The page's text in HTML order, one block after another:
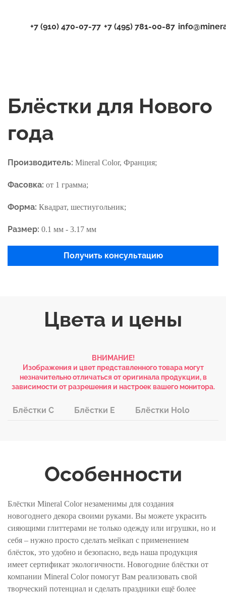
+7 (910) 470-07-77 +7 (495) 781-00-87
Блёстки для Нового
года
Производитель: Mineral Сolor, Франция;
Фасовка: от 1 грамма;
Форма: Квадрат, шестиугольник;
Размер: 0.1 мм - 3.17 мм
Получить консультацию
Цвета и цены
ВНИМАНИЕ!
Изображения и цвет представленного товара могут
незначительно отличаться от оригинала продукции, в
зависимости от разрешения и настроек вашего монитора.
Блёстки C Блёстки E Блёстки Holo
Особенности
Блёстки Mineral Color незаменимы для создания
новогоднего декора своими руками. Вы можете украсить
сияющими глиттерами не только одежду или игрушки, но и
себя – нужно просто сделать мейкап с применением
блёсток, это удобно и безопасно, ведь наша продукция
имеет сертификат экологичности. Новогодние блёстки от
компании Mineral Color помогут Вам реализовать свой
творческий потенциал и сделать праздники ещё более